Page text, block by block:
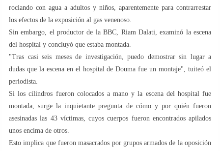
rociando con agua a adultos y niños, aparentemente para contrarrestar
los efectos de la exposición al gas venenoso.
Sin embargo, el productor de la BBC, Riam Dalati, examinó la escena
del hospital y concluyó que estaba montada.
"Tras casi seis meses de investigación, puedo demostrar sin lugar a
dudas que la escena en el hospital de Douma fue un montaje", tuiteó el
periodista.
Si los cilindros fueron colocados a mano y la escena del hospital fue
montada, surge la inquietante pregunta de cómo y por quién fueron
asesinadas las 43 víctimas, cuyos cuerpos fueron encontrados apilados
unos encima de otros.
Esto implica que fueron masacrados por grupos armados de la oposición